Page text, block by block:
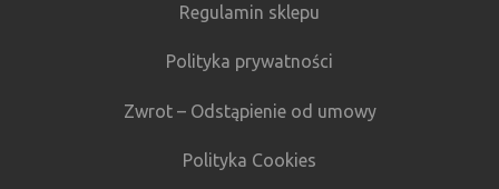
Regulamin sklepu
Polityka prywatności
Zwrot – Odstąpienie od umowy
Polityka Cookies